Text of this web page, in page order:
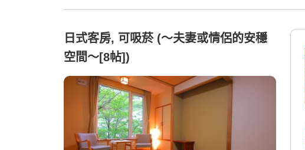
日式客房, 可吸菸 (〜夫妻或情侶的安穩
空間〜[8帖])